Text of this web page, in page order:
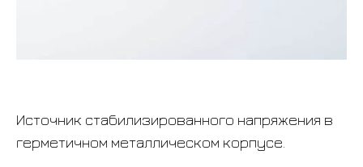
Источник стабилизированного напряжения в
герметичном металлическом корпусе.